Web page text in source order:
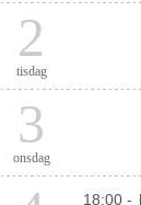
2
tisdag
3
onsdag
18:00 -